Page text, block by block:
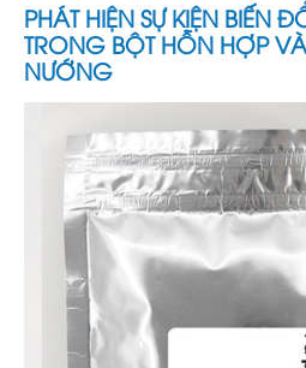
PHÁT HIỆN SỰ KIỆN BIẾN
TRONG BỘT HỖN HỢP
NƯỚNG